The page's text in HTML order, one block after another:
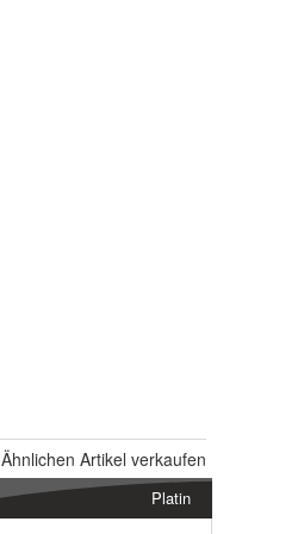
Ähnlichen Artikel verkaufen
Platin